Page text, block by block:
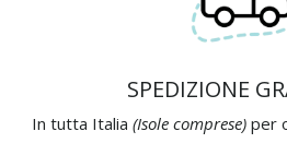
SPEDIZIONE
In tutta Italia (Isole comprese) per